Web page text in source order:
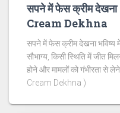
सपने में फेस क्रीम
Cream Dekhna
सपने में फेस क्रीम देखना भविष्य में
सौभाग्य, किसी स्थिति में जीत
होने और मामलों को गंभीरता से
Cream Dekhna )